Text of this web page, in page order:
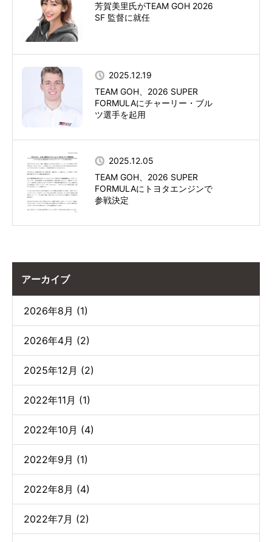
芳賀美里氏がTEAM GOH 2026
SF 監督に就任
2025.12.19
TEAM GOH、2026 SUPER
FORMULAにチャーリー・ブル
ツ選手を起用
2025.12.05
TEAM GOH、2026 SUPER
FORMULAにトヨタエンジンで
参戦決定
アーカイブ
2026年8月 (1)
2026年4月 (2)
2025年12月 (2)
2022年11月 (1)
2022年10月 (4)
2022年9月 (1)
2022年8月 (4)
2022年7月 (2)